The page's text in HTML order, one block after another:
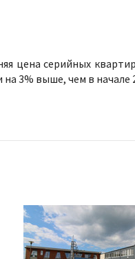
цена серийных
3% выше, чем в начале